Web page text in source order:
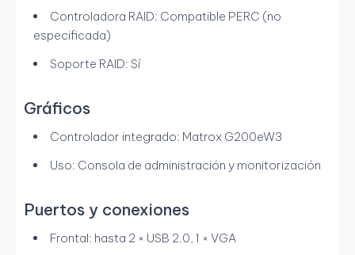
Controladora RAID: Compatible PERC (no
especificada)
Soporte RAID: Sí
Gráficos
Controlador integrado: Matrox G200eW3
Uso: Consola de administración y monitorización
Puertos y conexiones
Frontal: hasta 2 × USB 2.0, 1 × VGA